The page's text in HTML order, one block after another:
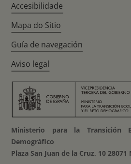
Accesibilidade
Mapa do Sitio
Guía de navegación
Aviso legal
Ministerio para la Transición
Demográfico
Plaza San Juan de la Cruz, 10